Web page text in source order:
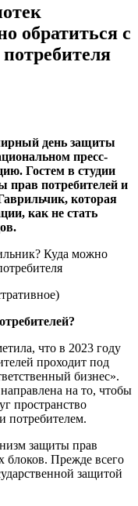
обратиться с
день защиты
пресс-
Гостем в студии
прав потребителей и
которая
как не стать
что в 2023 году
проходит под
бизнес».
на то, чтобы
пространство
потребителем.
защиты прав
блоков. Прежде всего
защитой